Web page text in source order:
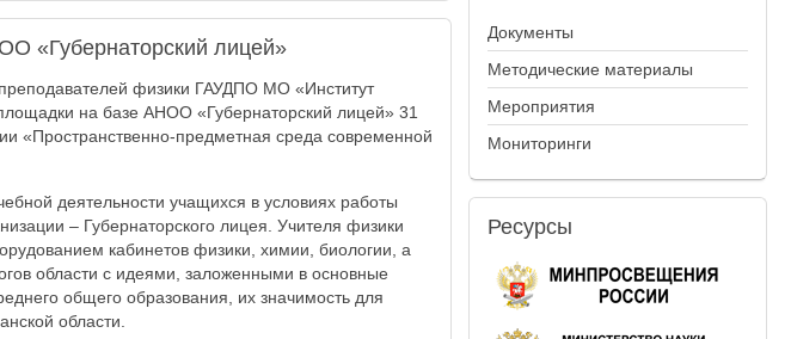
«Губернаторский лицей»
физики ГАУДПО МО «Институт
на базе АНОО «Губернаторский лицей» 31
«Пространственно-предметная среда современной
деятельности учащихся в условиях работы
– Губернаторского лицея. Учителя физики
кабинетов физики, химии, биологии, а
области с идеями, заложенными в основные
общего образования, их значимость для
области.
Документы
Методические материалы
Мероприятия
Мониторинги
Ресурсы